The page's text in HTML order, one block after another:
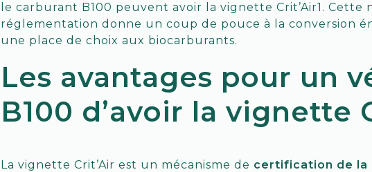
le carburant B100 peuvent avoir la vignette Crit’Air1. Cette
réglementation donne un coup de pouce à la conversion
une place de choix aux biocarburants.
Les avantages pour un
B100 d’avoir la vignette
La vignette Crit’Air est un mécanisme de certification de la